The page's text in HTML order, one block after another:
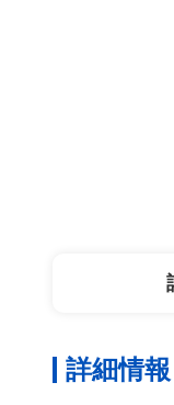
詳細情報